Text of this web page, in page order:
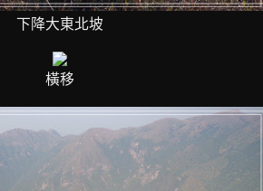
下降大東北坡
橫移